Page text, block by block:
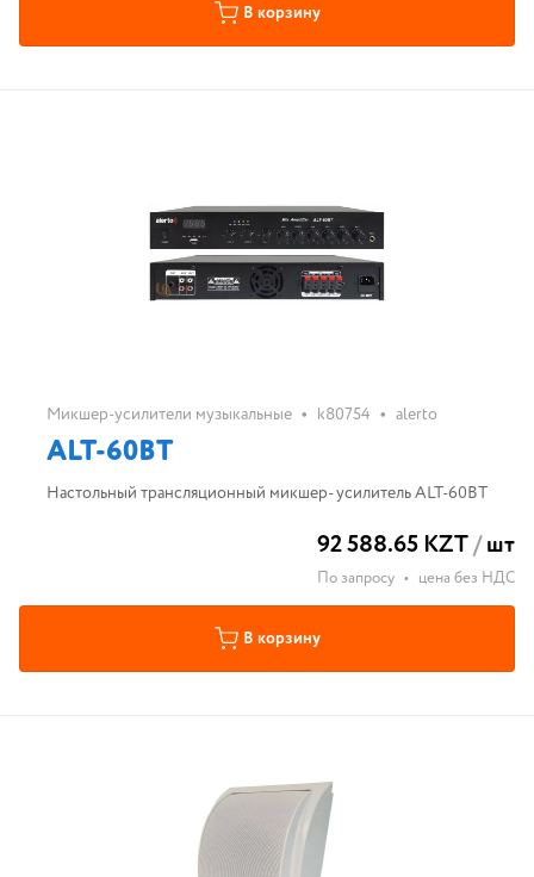
В корзину
Микшер-усилители музыкальные • k80754 • alerto
ALT-60BT
Настольный трансляционный микшер- усилитель ALT-60BT
92 588.65 KZT/шт
По запросу • цена без НДС
В корзину